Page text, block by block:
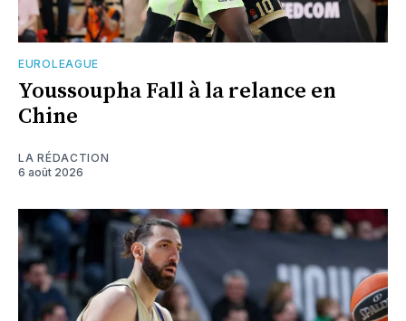
EUROLEAGUE
Youssoupha Fall à la relance en
Chine
LA RÉDACTION
6 août 2026